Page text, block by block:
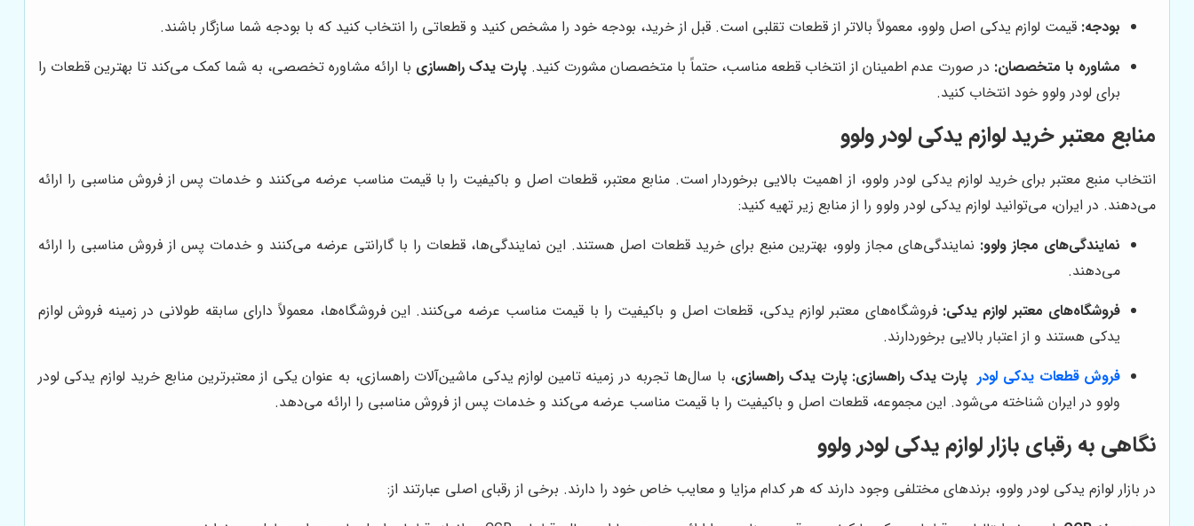
بودجه: قیمت لوازم یدکی اصل ولوو، معمولاً بالاتر از قطعات تقلبی است. قبل از خرید، بودجه خود را مشخص کنید و قطعاتی را انتخاب کنید که با بودجه شما سازگار باشند.
مشاوره با متخصصان: در صورت عدم اطمینان از انتخاب قطعه مناسب، حتماً با متخصصان مشورت کنید.پارت یدک راهسازی با ارائه مشاوره تخصصی، به شما کمک می‌کند تا بهترین قطعات را
برای لودر ولوو خود انتخاب کنید.
منابع معتبر خرید لوازم یدکی لودر ولوو
انتخاب منبع معتبر برای خرید لوازم یدکی لودر ولوو، از اهمیت بالایی برخوردار است. منابع معتبر، قطعات اصل و باکیفیت را با قیمت مناسب عرضه می‌کنند و خدمات پس از فروش مناسبی را ارائه
می‌دهند. در ایران، می‌توانید لوازم یدکی لودر ولوو را از منابع زیر تهیه کنید:
نمایندگی‌های مجاز ولوو: نمایندگی‌های مجاز ولوو، بهترین منبع برای خرید قطعات اصل هستند. این نمایندگی‌ها، قطعات را با گارانتی عرضه می‌کنند و خدمات پس از فروش مناسبی را ارائه
می‌دهند.
فروشگاه‌های معتبر لوازم یدکی: فروشگاه‌های معتبر لوازم یدکی، قطعات اصل و باکیفیت را با قیمت مناسب عرضه می‌کنند. این فروشگاه‌ها، معمولاً دارای سابقه طولانی در زمینه فروش لوازم
یدکی هستند و از اعتبار بالایی برخوردارند.
فروش قطعات یدکی لودر پارت یدک راهسازی: پارت یدک راهسازی، با سال‌ها تجربه در زمینه تامین لوازم یدکی ماشین‌آلات راهسازی، به عنوان یکی از معتبرترین منابع خرید لوازم یدکی لودر
ولوو در ایران شناخته می‌شود. این مجموعه، قطعات اصل و باکیفیت را با قیمت مناسب عرضه می‌کند و خدمات پس از فروش مناسبی را ارائه می‌دهد.
نگاهی به رقبای بازار لوازم یدکی لودر ولوو
در بازار لوازم یدکی لودر ولوو، برندهای مختلفی وجود دارند که هر کدام مزایا و معایب خاص خود را دارند. برخی از رقبای اصلی عبارتند از: